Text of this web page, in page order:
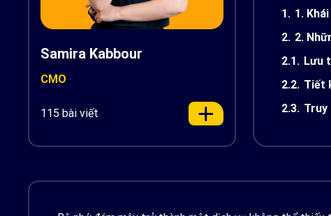
Samira Kabbour
CMO
115 bài viết
1. 1.
2. 2.
2.1. Lưu
2.2. Tiết
2.3. Truy